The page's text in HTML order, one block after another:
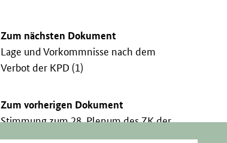
Zum nächsten Dokument
Lage und Vorkommnisse nach dem
Verbot der KPD (1)
Zum vorherigen Dokument
Stimmung zum 28. Plenum des ZK der
SED (1)